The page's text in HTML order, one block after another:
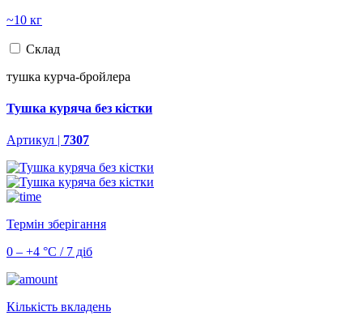
~10 кг
Склад
тушка курча-бройлера
Тушка куряча без кістки
Артикул | 7307
Термін зберігання
0 – +4 °С / 7 діб
Кількість вкладень